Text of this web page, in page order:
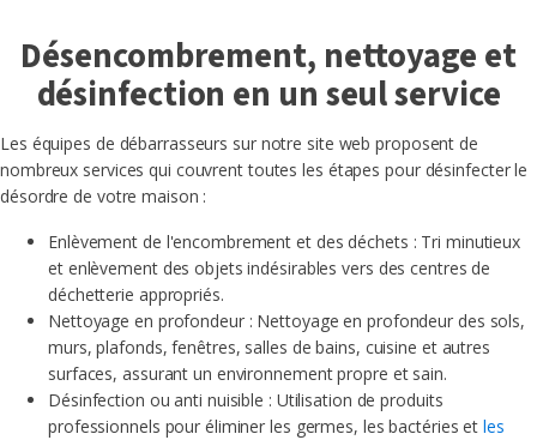
Désencombrement, nettoyage et
désinfection en un seul service
Les équipes de débarrasseurs sur notre site web proposent de
nombreux services qui couvrent toutes les étapes pour désinfecter le
désordre de votre maison :
Enlèvement de l'encombrement et des déchets : Tri minutieux
et enlèvement des objets indésirables vers des centres de
déchetterie appropriés.
Nettoyage en profondeur : Nettoyage en profondeur des sols,
murs, plafonds, fenêtres, salles de bains, cuisine et autres
surfaces, assurant un environnement propre et sain.
Désinfection ou anti nuisible : Utilisation de produits
professionnels pour éliminer les germes, les bactéries etles